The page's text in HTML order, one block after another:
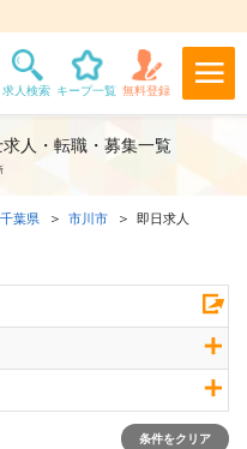
人・転職・募集一覧
千葉県 市川市 即日求人
条件をクリア